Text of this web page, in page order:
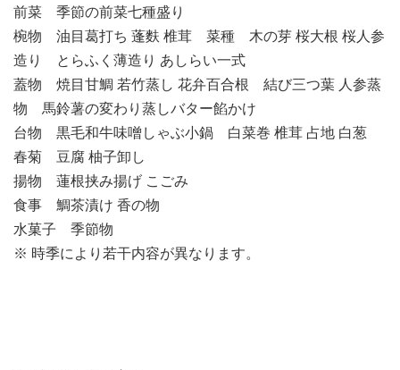
前菜 季節の前菜七種盛り
椀物 油目葛打ち 蓬麩 椎茸 菜種 木の芽 桜大根 桜人参
造り とらふく薄造り あしらい一式
蓋物 焼目甘鯛 若竹蒸し 花弁百合根 結び三つ葉 人参蒸
物 馬鈴薯の変わり蒸しバター餡かけ
台物 黒毛和牛味噌しゃぶ小鍋 白菜巻 椎茸 占地 白葱
春菊 豆腐 柚子卸し
揚物 蓮根挟み揚げ こごみ
食事 鯛茶漬け 香の物
水菓子 季節物
※ 時季により若干内容が異なります。